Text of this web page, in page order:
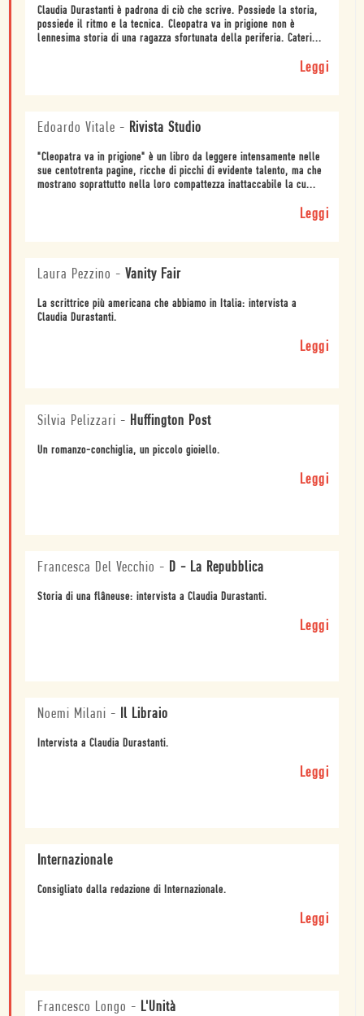
Claudia Durastanti è padrona di ciò che scrive. Possiede la storia,
possiede il ritmo e la tecnica. Cleopatra va in prigione non è
lennesima storia di una ragazza sfortunata della periferia. Cateri...
Leggi
Edoardo Vitale - Rivista Studio
"Cleopatra va in prigione" è un libro da leggere intensamente nelle
sue centotrenta pagine, ricche di picchi di evidente talento, ma che
mostrano soprattutto nella loro compattezza inattaccabile la cu...
Leggi
Laura Pezzino - Vanity Fair
La scrittrice più americana che abbiamo in Italia: intervista a
Claudia Durastanti.
Leggi
Silvia Pelizzari - Huffington Post
Un romanzo-conchiglia, un piccolo gioiello.
Leggi
Francesca Del Vecchio - D - La Repubblica
Storia di una flâneuse: intervista a Claudia Durastanti.
Leggi
Noemi Milani - Il Libraio
Intervista a Claudia Durastanti.
Leggi
Internazionale
Consigliato dalla redazione di Internazionale.
Leggi
Francesco Longo - L'Unità